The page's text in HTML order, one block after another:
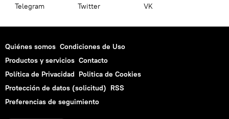
Telegram Twitter VK
Quiénes somos Condiciones de Uso
Productos y servicios Contacto
Política de Privacidad Politica de Cookies
Protección de datos (solicitud) RSS
Preferencias de seguimiento